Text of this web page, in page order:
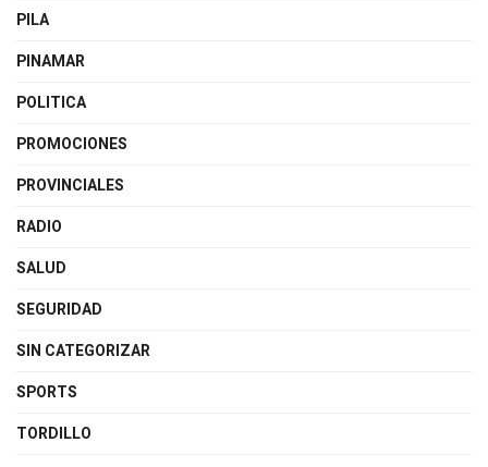
PILA
PINAMAR
POLITICA
PROMOCIONES
PROVINCIALES
RADIO
SALUD
SEGURIDAD
SIN CATEGORIZAR
SPORTS
TORDILLO